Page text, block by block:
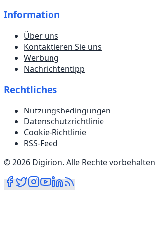
Information
Über uns
Kontaktieren Sie uns
Werbung
Nachrichtentipp
Rechtliches
Nutzungsbedingungen
Datenschutzrichtlinie
Cookie-Richtlinie
RSS-Feed
©2026 Digirion. Alle Rechte vorbehalten